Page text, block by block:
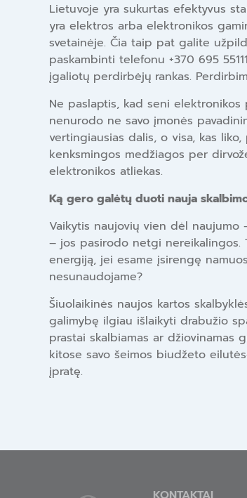
Lietuvoje yra sukurtas efektyvus
yra elektros arba elektronikos
svetainėje. Čia taip pat galite
paskambinti telefonu +370 695
įgaliotų perdirbėjų rankas.
Ne paslaptis, kad seni
nenurodo ne savo įmonės
vertingiausias dalis, o visa, kas
kenksmingos medžiagos per
elektronikos atliekas.
Ką gero galėtų duoti nauja
Vaikytis naujovių vien dėl naujumo
– jos pasirodo netgi nereikalingos.
energiją, jei esame įsirengę
nesunaudojame?
Šiuolaikinės naujos kartos
galimybę ilgiau išlaikyti drabužio
prastai skalbiamas ar džiovinamas
kitose savo šeimos biudžeto
įpratę.